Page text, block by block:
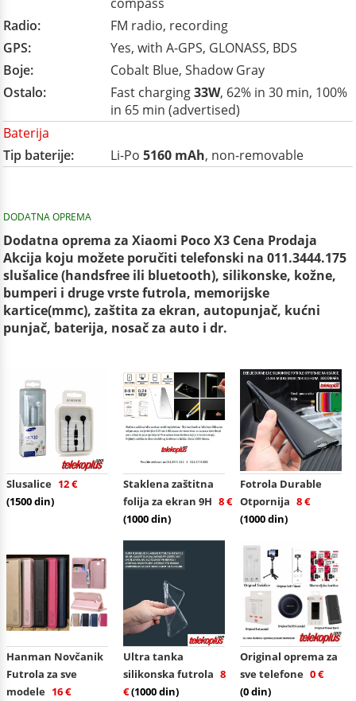
Radio:
FM radio, recording
GPS:
Yes, with A-GPS, GLONASS, BDS
Boje:
Cobalt Blue, Shadow Gray
Ostalo:
Fast charging33W, 62% in 30 min, 100%
in 65 min (advertised)
Baterija
Tip baterije:
Li-Po 5160 mAh, non-removable
DODATNA OPREMA
Dodatna oprema za Xiaomi Poco X3 Cena Prodaja
Akcija koju možete poručiti telefonski na 011.3444.175
slušalice (handsfree ili bluetooth), silikonske, kožne,
bumperi i druge vrste futrola, memorijske
kartice(mmc), zaštita za ekran, autopunjač, kućni
punjač, baterija, nosač za auto i dr.
Slusalice 12 €
(1500 din)
Staklena zaštitna
folija za ekran 9H 8 €
(1000 din)
Fotrola Durable
Otpornija 8 €
(1000 din)
Hanman Novčanik
Futrola za sve
modele 16 €
Ultra tanka
silikonska futrola 8
€(1000 din)
Original oprema za
sve telefone 0 €
(0 din)